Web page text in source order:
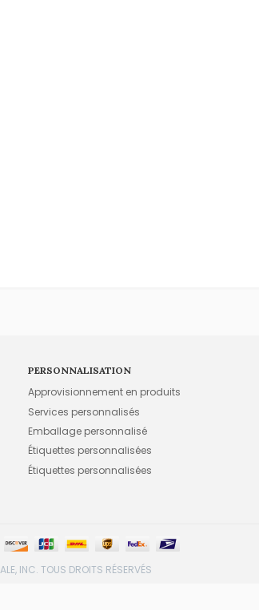
PERSONNALISATION
Approvisionnement en produits
Services personnalisés
Emballage personnalisé
Étiquettes personnalisées
Étiquettes personnalisées
INC. TOUS DROITS RÉSERVÉS